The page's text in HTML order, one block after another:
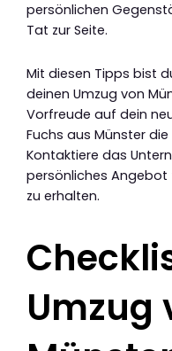
persönlichen
Tat zur Seite.
Mit diesen Tipps bist
deinen Umzug von
Vorfreude auf dein
Fuchs aus Münster
Kontaktiere das
persönliches Angebot
zu erhalten.
Umzug